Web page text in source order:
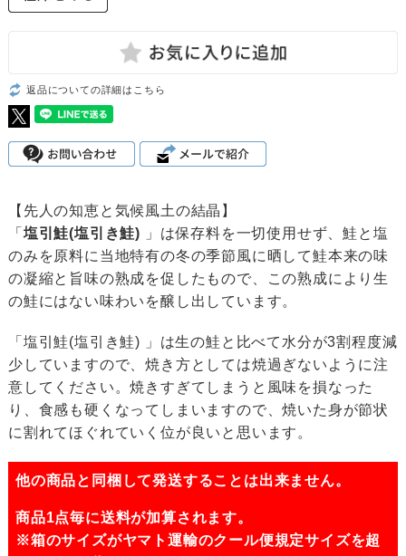
返品についての詳細はこちら
【先人の知恵と気候風土の結晶】
「 塩引鮭(塩引き鮭)
」は保存料を一切使用せず、鮭と塩
のみを原料に当地特有の冬の季節風に晒して鮭本来の味
の凝縮と旨味の熟成を促したもので、この熟成により生
の鮭にはない味わいを醸し出しています。
「塩引鮭(塩引き鮭) 」は生の鮭と比べて水分が3割程度減
少していますので、焼き方としては焼過ぎないように注
意してください。焼きすぎてしまうと風味を損なった
り、食感も硬くなってしまいますので、焼いた身が節状
に割れてほぐれていく位が良いと思います。
他の商品と同梱して発送することは出来ません。
商品1点毎に送料が加算されます。
※箱のサイズがヤマト運輸のクール便規定サイズを超